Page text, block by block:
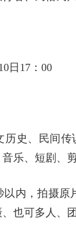
日17：00
历史、民间
乐、短剧、
以内，拍摄原
也可多人、团